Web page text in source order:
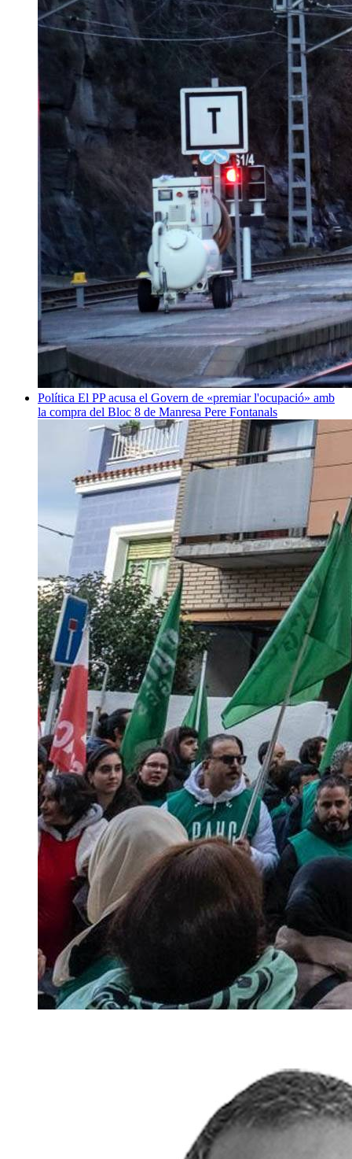
Política El PP acusa el Govern de «premiar l'ocupació» amb
la compra del Bloc 8 de Manresa Pere Fontanals